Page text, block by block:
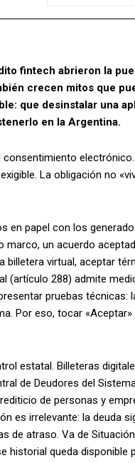
fintech abrieron la
crecen mitos que
que desinstalar una
en la Argentina.
La obligación no
en papel con los
marco, un acuerdo
billetera virtual, aceptar
(artículo 288) admite
pruebas técnicas:
Por eso, tocar
estatal. Billeteras
de Deudores del
de personas y
es irrelevante: la deuda
de atraso. Va de
historial queda